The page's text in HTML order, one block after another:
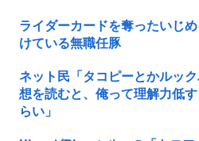
ライダーカードを奪ったいじ
けている無職任豚
ネット民「タコピーとかルッ
想を読むと、俺って理解力低
らい」